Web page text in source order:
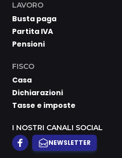
LAVORO
Busta paga
Partita IVA
Pensioni
FISCO
Casa
Dichiarazioni
Tasse e imposte
I NOSTRI CANALI SOCIAL
NEWSLETTER